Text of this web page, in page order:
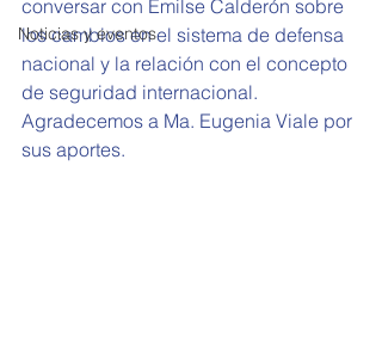
Noticias y eventos
conversar con Emilse Calderón sobre
los cambios en el sistema de defensa
nacional y la relación con el concepto
de seguridad internacional.
Agradecemos a Ma. Eugenia Viale por
sus aportes.